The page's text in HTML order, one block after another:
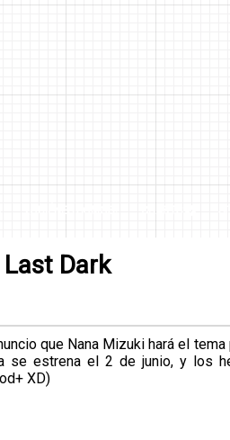
¿QUIÉNES SOMOS?
Dark
que Nana Mizuki hará el
se estrena el 2 de junio, y los
XD)